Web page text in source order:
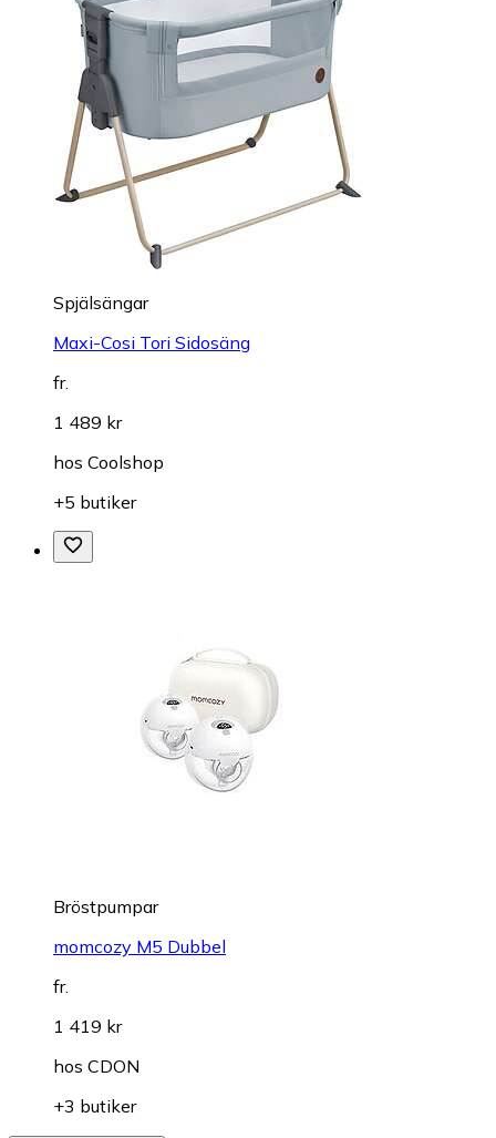
Spjälsängar
Maxi-Cosi Tori Sidosäng
fr.
1 489 kr
hos Coolshop
+5 butiker
Bröstpumpar
momcozy M5 Dubbel
fr.
1 419 kr
hos CDON
+3 butiker